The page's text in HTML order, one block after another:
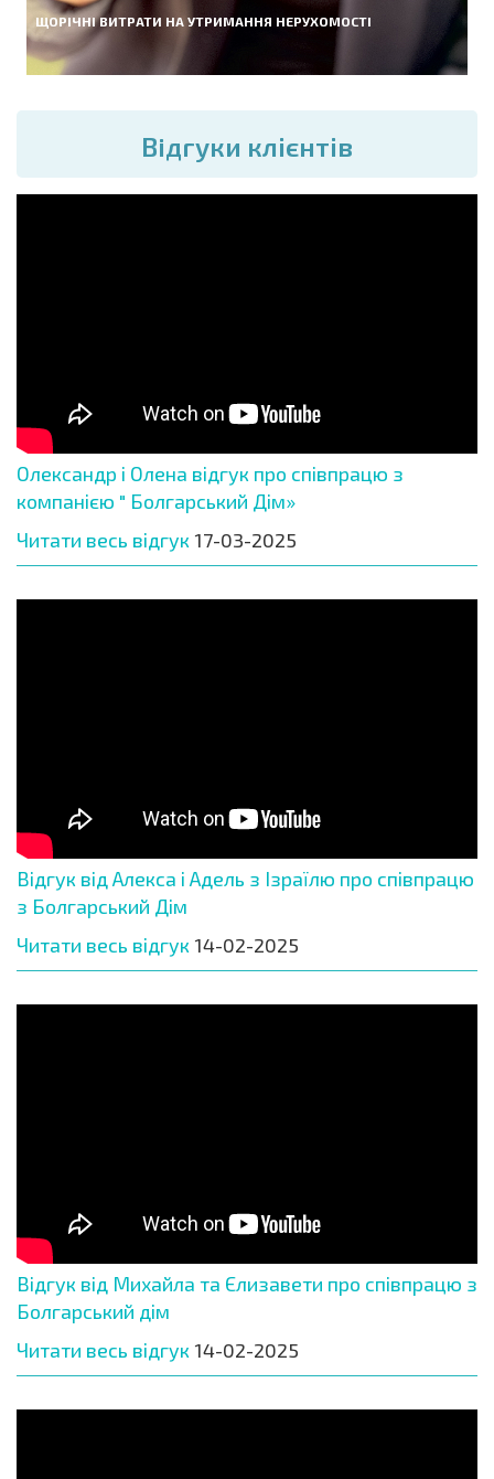
ЩОРІЧНІ ВИТРАТИ НА УТРИМАННЯ НЕРУХОМОСТІ
Вiдгуки клієнтів
Олександр і Олена відгук про співпрацю з
компанією " Болгарський Дім»
Читати весь відгук 17-03-2025
Відгук від Алекса і Адель з Ізраїлю про співпрацю
з Болгарський Дім
Читати весь відгук 14-02-2025
Відгук від Михайла та Єлизавети про співпрацю з
Болгарський дім
Читати весь відгук 14-02-2025